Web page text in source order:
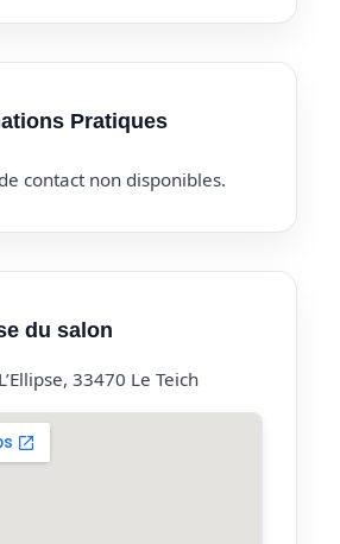
Pratiques
contact non disponibles.
du salon
33470 Le Teich